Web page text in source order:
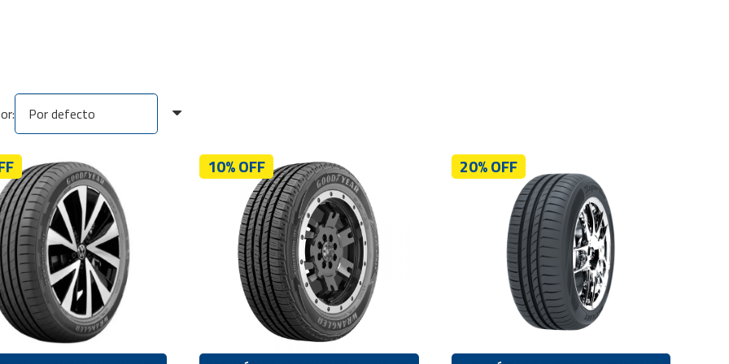
10% OFF 20% OFF